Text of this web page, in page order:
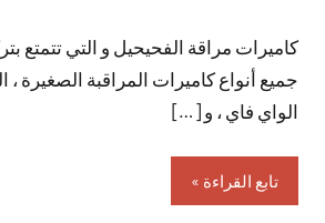
كاميرات مراقة الفحيحيل و التي تتمتع
جميع أنواع كاميرات المراقبة الصغيرة ،
الواي فاي ، و […]
تابع القراءة